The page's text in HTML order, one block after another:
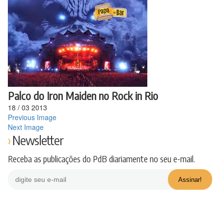
para
conteúdo
Palco do Iron Maiden no Rock in Rio
18 / 03 2013
Previous Image
Next Image
Newsletter
Receba as publicações do PdB diariamente no seu e-mail.